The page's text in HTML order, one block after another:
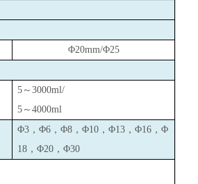
Φ20mm/Φ25
5 ～3000ml/
5 ～4000ml
Φ3，Φ6，Φ8，Φ10，Φ13，Φ16，Φ
18，Φ20，Φ30